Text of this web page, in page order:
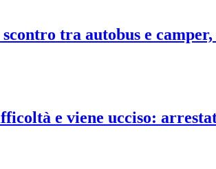
tra autobus e
e viene ucciso: